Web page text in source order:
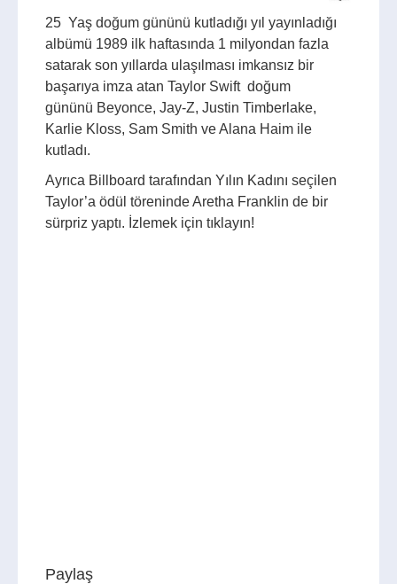
25 Yaş doğum gününü kutladığı yıl yayınladığı
albümü 1989 ilk haftasında 1 milyondan fazla
satarak son yıllarda ulaşılması imkansız bir
başarıya imza atan Taylor Swift doğum
gününü Beyonce, Jay-Z, Justin Timberlake,
Karlie Kloss, Sam Smith ve Alana Haim ile
kutladı.
Ayrıca Billboard tarafından Yılın Kadını seçilen
Taylor’a ödül töreninde Aretha Franklin de bir
sürpriz yaptı. İzlemek için tıklayın!
Paylaş